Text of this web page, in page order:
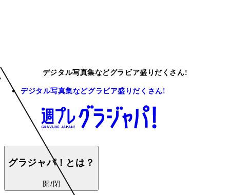
デジタル写真集などグラビア盛りだくさん!
デジタル写真集などグラビア盛りだくさん!
グラジャパ！とは？
開/閉